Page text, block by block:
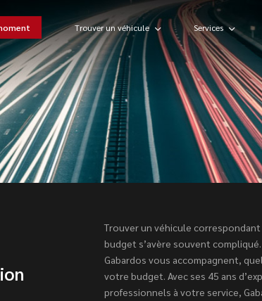
Trouver un véhicule Services
Trouver un véhicule
budget s’avère souvent
Gabardos vous accompagnent,
votre budget. Avec ses 45 ans
professionnels à votre service,